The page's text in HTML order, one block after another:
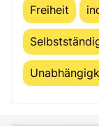
Freiheit